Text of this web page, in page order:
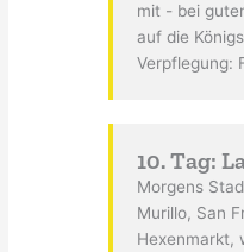
mit - bei
auf die
Verpflegung:
10. Tag:
Morgens
Murillo, San
Hexenmarkt,